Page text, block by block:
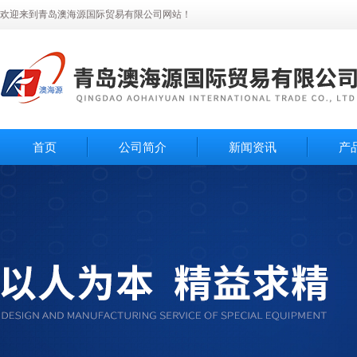
欢迎来到青岛澳海源国际贸易有限公司网站！
首页 公司简介 新闻资讯 产